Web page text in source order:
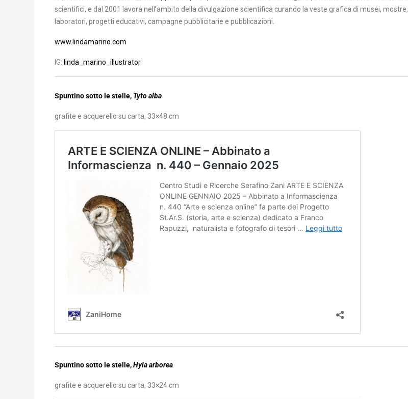
scientifici, e dal 2001 lavora nell’ambito della divulgazione scientifica curando la veste grafica di musei, mostre,
laboratori, progetti educativi, campagne pubblicitarie e pubblicazioni.
www.lindamarino.com
IG: linda_marino_illustrator
Spuntino sotto le stelle, Tyto alba
grafite e acquerello su carta, 33×48 cm
Spuntino sotto le stelle,Hyla arborea
grafite e acquerello su carta, 33×24 cm